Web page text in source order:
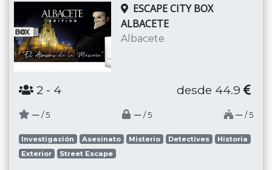
ESCAPE CITY BOX
ALBACETE
Albacete
2 - 4 desde 44.9
─ / 5 ─ / 5 ─ / 5
Investigación Asesinato Misterio Detectives
Historia
Exterior
Street Escape